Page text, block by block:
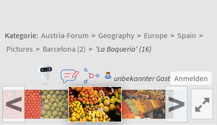
Kategorie: Austria-Forum > Geography > Europe > Spain >
Pictures > Barcelona (2) > 'La Boqueria' (16)
unbekannter Gast Anmelden
< >